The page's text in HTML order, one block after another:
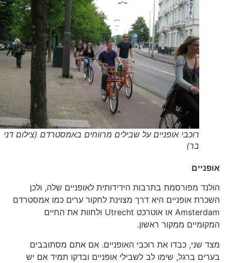
רוכבי אופניים על שבילים מרווחים באמסטרדם (צילום דני
בר)
אופניים
הולנד מפורסמת בתרבות הידידותית לאופניים שלה, ולכן
השכרת אופניים היא דרך מצוינת לחקור ערים כמו אמסטרדם
Amsterdam או אוטרכט Utrecht ולחוות את החיים
המקומיים ממקור ראשון.
מצד שני, כבדו את רוכבי האופניים. אם אתם מסתובבים
בערים ברגל, שימו לב לשבילי אופניים ובדקו תמיד אם יש